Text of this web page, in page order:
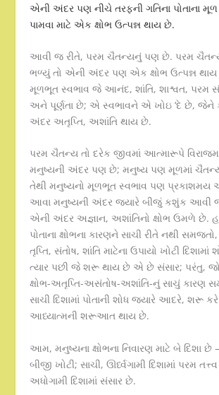
એની અંદર પણ નીચે તરફની ગતિના પોતાના મૂળ
પામવા માટે એક ક્ષોભ ઉત્પન્ન થાય છે.
આવી જ રીતે, પરમ ચૈતન્યનું પણ છે. પરમ
ભળ્યું તો એની અંદર પણ એક ક્ષોભ ઉત્પન્ન
મૂળભૂત સ્વભાવ જે આનંદ, શાંતિ, શાશ્વત, પરમ
અને પૂર્ણતા છે; એ સ્વભાવને એ ખોઇ ‘દે છે, જેને
અંદર અતૃપ્તિ, અશાંતિ થાય છે.
પરમ ચૈતન્ય તો દરેક જીવમાં આત્મારૂપે
મનુષ્યની અંદર પણ છે; મનુષ્ય પણ મૂળમાં
તેથી મનુષ્યનો મૂળભૂત સ્વભાવ પણ
આવા મનુષ્યની અંદર જ્યારે બીજું કશુંક આવી
એની અંદર અજ્ઞાન, અશાંતિનો ક્ષોભ ઉમળે છે.
પોતાના ક્ષોભના કારણને સાચી રીતે નથી
તૃપ્તિ, સંતોષ, શાંતિ માટેના ઉપાયો ખોટી
ત્યાર પછી જે શરૂ થાય છે એ છે સંસાર; પરંતુ,
ક્ષોભ-અતૃપ્તિ-અસંતોષ-અશાંતિ-નું સાચું
સાચી દિશામાં પોતાની શોધ જ્યારે આદરે, શરૂ
આધ્યાત્મની શરૂઆત થાય છે.
આમ, મનુષ્યના ક્ષોભના નિવારણ માટે બે દિશા છે
બીજી ખોટી; સાચી, ઊર્ધ્વગામી દિશામાં પરમ
અધોગામી દિશામાં સંસાર છે.